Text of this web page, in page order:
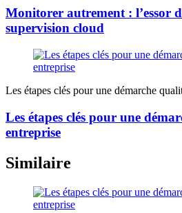
Monitorer autrement : l’essor
supervision cloud
Les étapes clés pour une démarche
Les étapes clés pour une
entreprise
Similaire